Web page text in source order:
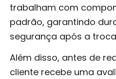
trabalham com
padrão, garantindo
segurança após a
Além disso, antes de
cliente recebe uma